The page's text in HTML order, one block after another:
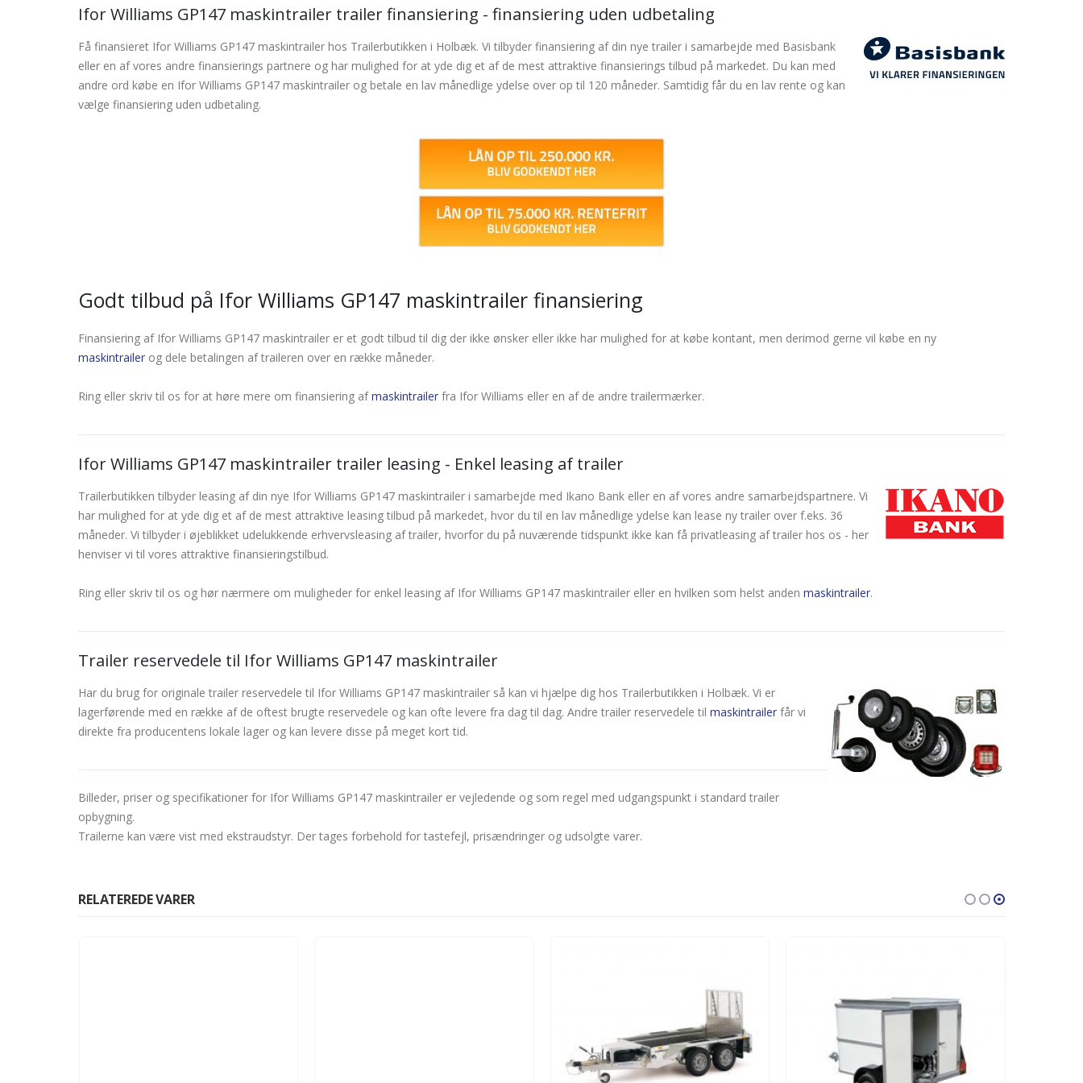
Ifor Williams GP147 maskintrailer trailer finansiering - finansiering uden udbetaling
Få finansieret Ifor Williams GP147 maskintrailer hos Trailerbutikken i Holbæk. Vi tilbyder finansiering af din nye trailer i samarbejde med Basisbank
eller en af vores andre finansierings partnere og har mulighed for at yde dig et af de mest attraktive finansierings tilbud på markedet. Du kan med
andre ord købe en Ifor Williams GP147 maskintrailer og betale en lav månedlige ydelse over op til 120 måneder. Samtidig får du en lav rente og kan
vælge finansiering uden udbetaling.
Godt tilbud på Ifor Williams GP147 maskintrailer finansiering
Finansiering af Ifor Williams GP147 maskintrailer er et godt tilbud til dig der ikke ønsker eller ikke har mulighed for at købe kontant, men derimod gerne vil købe en ny
maskintrailer og dele betalingen af traileren over en række måneder.
Ring eller skriv til os for at høre mere om finansiering afmaskintrailer fra Ifor Williams eller en af de andre trailermærker.
Ifor Williams GP147 maskintrailer trailer leasing - Enkel leasing af trailer
Trailerbutikken tilbyder leasing af din nye Ifor Williams GP147 maskintrailer i samarbejde med Ikano Bank eller en af vores andre samarbejdspartnere. Vi
har mulighed for at yde dig et af de mest attraktive leasing tilbud på markedet, hvor du til en lav månedlige ydelse kan lease ny trailer over f.eks. 36
måneder. Vi tilbyder i øjeblikket udelukkende erhvervsleasing af trailer, hvorfor du på nuværende tidspunkt ikke kan få privatleasing af trailer hos os - her
henviser vi til vores attraktive finansieringstilbud.
Ring eller skriv til os og hør nærmere om muligheder for enkel leasing af Ifor Williams GP147 maskintrailer eller en hvilken som helst anden maskintrailer.
Trailer reservedele til Ifor Williams GP147 maskintrailer
Har du brug for originale trailer reservedele til Ifor Williams GP147 maskintrailer så kan vi hjælpe dig hos Trailerbutikken i Holbæk. Vi er
lagerførende med en række af de oftest brugte reservedele og kan ofte levere fra dag til dag. Andre trailer reservedele til maskintrailer får vi
direkte fra producentens lokale lager og kan levere disse på meget kort tid.
Billeder, priser og specifikationer for Ifor Williams GP147 maskintrailer er vejledende og som regel med udgangspunkt i standard trailer
opbygning.
Trailerne kan være vist med ekstraudstyr. Der tages forbehold for tastefejl, prisændringer og udsolgte varer.
RELATEREDE VARER